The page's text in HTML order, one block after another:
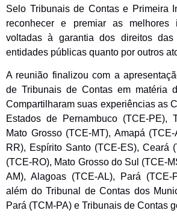
Selo Tribunais de Contas e Primeira
reconhecer e premiar as melhores
voltadas à garantia dos direitos das
entidades públicas quanto por outros
A reunião finalizou com a
de Tribunais de Contas em matéria
Compartilharam suas experiências as
Estados de
Pernambuco (TCE-PE),
Mato Grosso (TCE-MT), Amapá (TCE-
RR), Espírito Santo (TCE-ES), Ceará
(TCE-RO), Mato Grosso do Sul (TCE-
AM), Alagoas (TCE-AL), Pará (TCE-
além do Tribunal de Contas dos
Pará (TCM-PA) e Tribunais de Contas